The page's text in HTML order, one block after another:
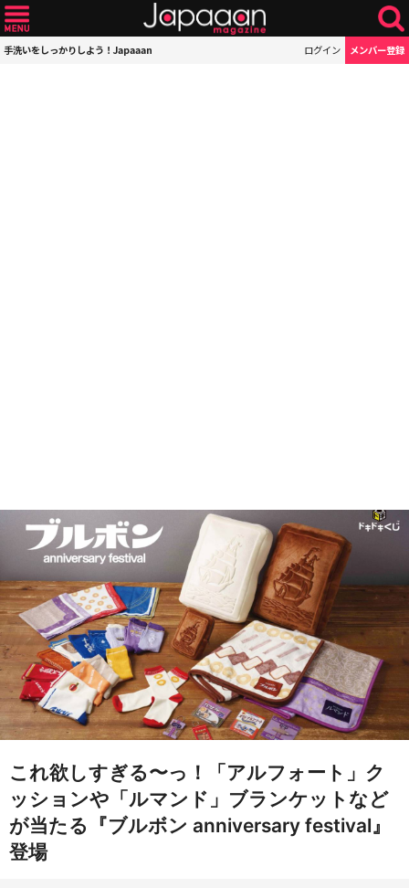
手洗いをしっかりしよう！Japaaan ログイン メンバー登録
これ欲しすぎる〜っ！「アルフォート」ク
ッションや「ルマンド」ブランケットなど
が当たる『ブルボン anniversary festival』
登場